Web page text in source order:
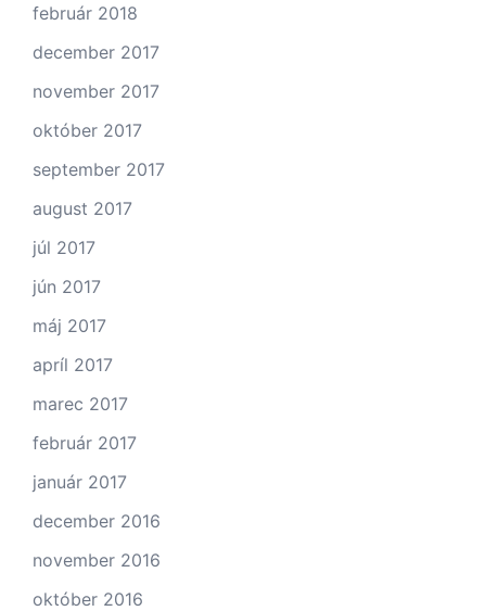
február 2018
december 2017
november 2017
október 2017
september 2017
august 2017
júl 2017
jún 2017
máj 2017
apríl 2017
marec 2017
február 2017
január 2017
december 2016
november 2016
október 2016